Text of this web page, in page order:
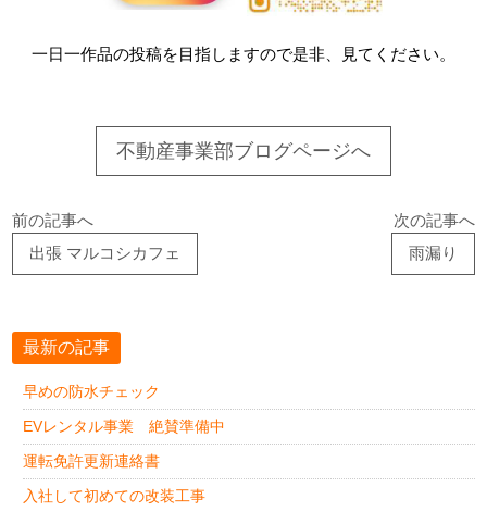
一日一作品の投稿を目指しますので是非、見てください。
不動産事業部ブログページへ
前の記事へ
出張 マルコシカフェ
次の記事へ
雨漏り
最新の記事
早めの防水チェック
EVレンタル事業 絶賛準備中
運転免許更新連絡書
入社して初めての改装工事